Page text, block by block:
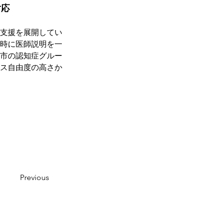
援を展開してい
に医師説明を一
の認知症グルー
自由度の高さか
Previous